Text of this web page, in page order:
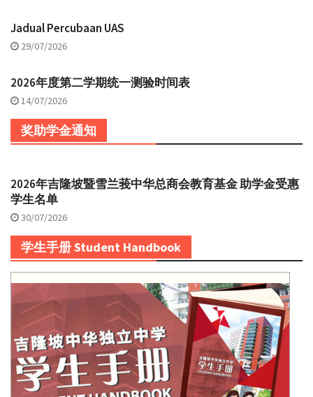
Jadual Percubaan UAS
29/07/2026
2026年度第二学期统一测验时间表
14/07/2026
奖助学金通知
2026年吉隆坡暨雪兰莪中华总商会教育基金 助学金受惠
学生名单
30/07/2026
学生手册 Student Handbook